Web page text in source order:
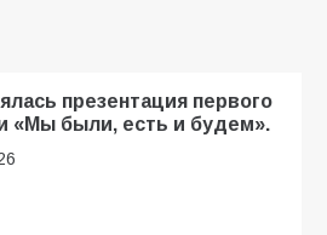
презентация первого
«Мы были, есть и будем».